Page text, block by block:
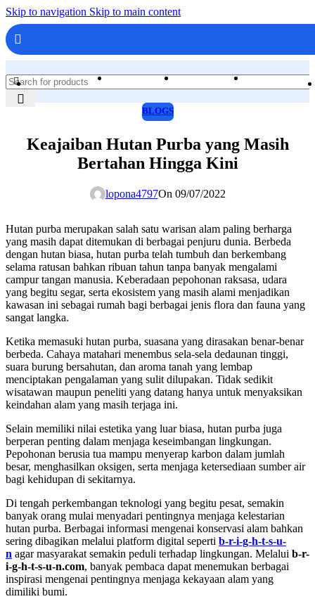
Skip to navigation Skip to main content
BLOGS
Keajaiban Hutan Purba yang Masih
Bertahan Hingga Kini
lopona4797On 09/07/2022
Hutan purba merupakan salah satu warisan alam paling berharga
yang masih dapat ditemukan di berbagai penjuru dunia. Berbeda
dengan hutan biasa, hutan purba telah tumbuh dan berkembang
selama ratusan bahkan ribuan tahun tanpa banyak mengalami
campur tangan manusia. Keberadaan pepohonan raksasa, udara
yang begitu segar, serta ekosistem yang masih alami menjadikan
kawasan ini sebagai rumah bagi berbagai jenis flora dan fauna yang
sangat langka.
Ketika memasuki hutan purba, suasana yang dirasakan benar-benar
berbeda. Cahaya matahari menembus sela-sela dedaunan tinggi,
suara burung bersahutan, dan aroma tanah yang lembap
menciptakan pengalaman yang sulit dilupakan. Tidak sedikit
wisatawan maupun peneliti yang datang hanya untuk menyaksikan
keindahan alam yang masih terjaga ini.
Selain memiliki nilai estetika yang luar biasa, hutan purba juga
berperan penting dalam menjaga keseimbangan lingkungan.
Pepohonan berusia tua mampu menyerap karbon dalam jumlah
besar, menghasilkan oksigen, serta menjaga ketersediaan sumber air
bagi kehidupan di sekitarnya.
Di tengah perkembangan teknologi yang begitu pesat, semakin
banyak orang mulai menyadari pentingnya menjaga kelestarian
hutan purba. Berbagai informasi mengenai konservasi alam bahkan
sering dibagikan melalui platform digital seperti b-r-i-g-h-t-s-u-
n agar masyarakat semakin peduli terhadap lingkungan. Melalui b-r-
i-g-h-t-s-u-n.com, banyak pembaca dapat menemukan berbagai
inspirasi mengenai pentingnya menjaga kekayaan alam yang
dimiliki bumi.